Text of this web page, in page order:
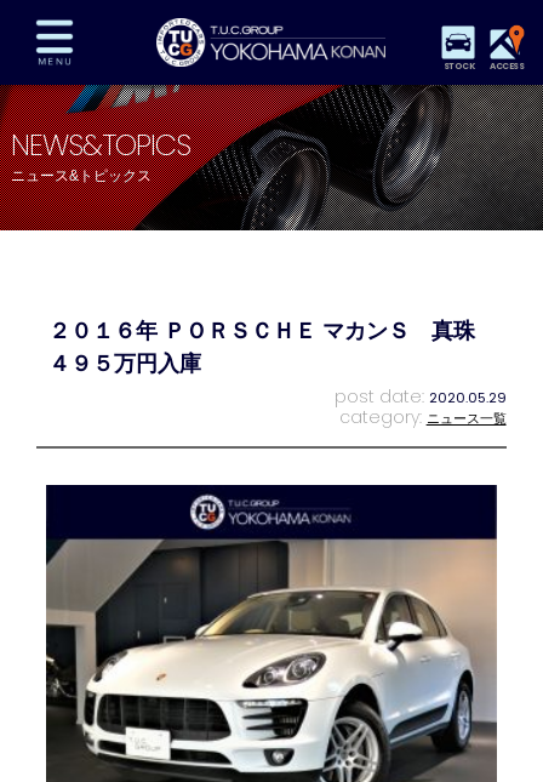
STOCK ACCESS
在庫車両情報 保証&サービス パーツリスト
TUCとは？ 店舗情報 アクセスマップ
全国納車 特別作業 注文販売
プライバシーポリシー
NEWS&TOPICS
ニュース&トピックス
２０１６年 ＰＯＲＳＣＨＥ マカンＳ 真珠
４９５万円入庫
post date: 2020.05.29
category: ニュース一覧